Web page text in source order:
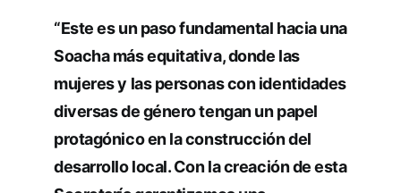
“Este es un paso fundamental hacia una
Soacha más equitativa, donde las
mujeres y las personas con identidades
diversas de género tengan un papel
protagónico en la construcción del
desarrollo local. Con la creación de esta